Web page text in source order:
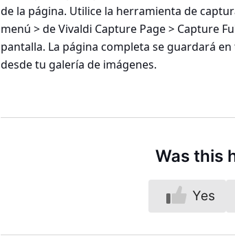
de la página. Utilice la herramienta de
menú > de Vivaldi Capture Page > Capture
pantalla. La página completa se guardará
desde tu galería de imágenes.
Was this
Yes